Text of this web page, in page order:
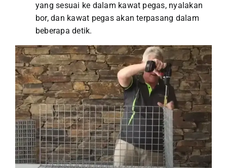
yang sesuai ke dalam kawat pegas, nyalakan
bor, dan kawat pegas akan terpasang dalam
beberapa detik.